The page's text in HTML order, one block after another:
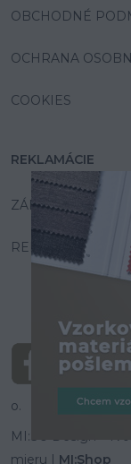
OBCHODNÉ
OCHRANA
COOKIES
REKLAMÁCIE
ZÁRUKA A SERVIS
REKLAMAČNÝ
©
o.
MI:SU Design-
mieru | MI:Shop